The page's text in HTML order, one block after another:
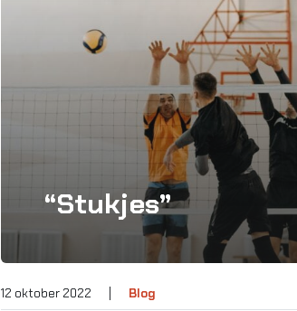
“Stukjes”
12 oktober 2022 Blog